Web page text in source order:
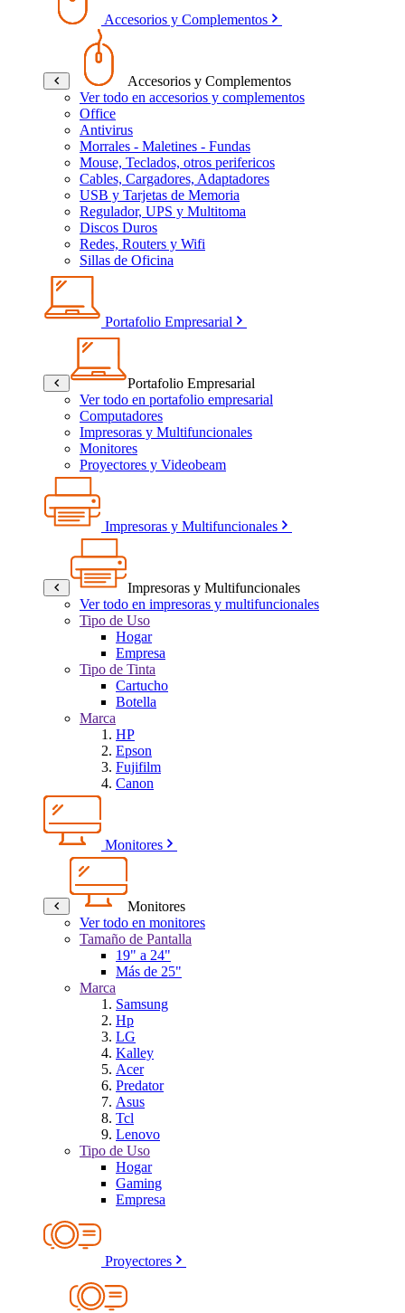
Accesorios y Complementos
Accesorios y Complementos
Ver todo en accesorios y complementos
Office
Antivirus
Morrales - Maletines - Fundas
Mouse, Teclados, otros perifericos
Cables, Cargadores, Adaptadores
USB y Tarjetas de Memoria
Regulador, UPS y Multitoma
Discos Duros
Redes, Routers y Wifi
Sillas de Oficina
Portafolio Empresarial
Portafolio Empresarial
Ver todo en portafolio empresarial
Computadores
Impresoras y Multifuncionales
Monitores
Proyectores y Videobeam
Impresoras y Multifuncionales
Impresoras y Multifuncionales
Ver todo en impresoras y multifuncionales
Tipo de Uso
Hogar
Empresa
Tipo de Tinta
Cartucho
Botella
Marca
HP
Epson
Fujifilm
Canon
Monitores
Monitores
Ver todo en monitores
Tamaño de Pantalla
19" a 24"
Más de 25"
Marca
Samsung
Hp
LG
Kalley
Acer
Predator
Asus
Tcl
Lenovo
Tipo de Uso
Hogar
Gaming
Empresa
Proyectores